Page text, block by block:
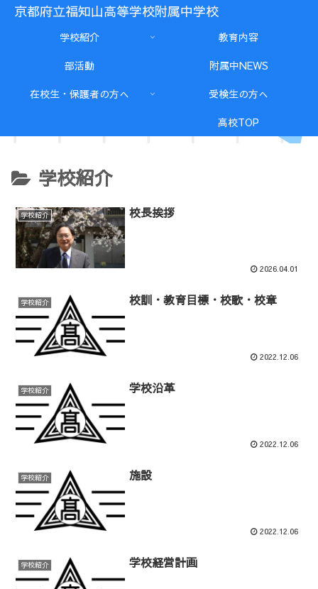
京都府立福知山高等学校附属中学校
学校紹介
教育内容
部活動
附属中NEWS
在校生・保護者の方へ
受検生の方へ
高校TOP
学校紹介
学校紹介 校長挨拶
2026.04.01
学校紹介 校訓・教育目標・校歌・校章
2022.12.06
学校紹介 学校沿革
2022.12.06
学校紹介 施設
2022.12.06
学校紹介 学校経営計画